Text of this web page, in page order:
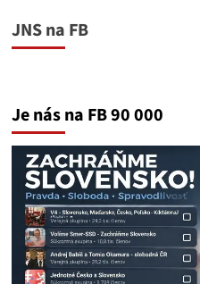
JNS na FB
Je nás na FB 90 000